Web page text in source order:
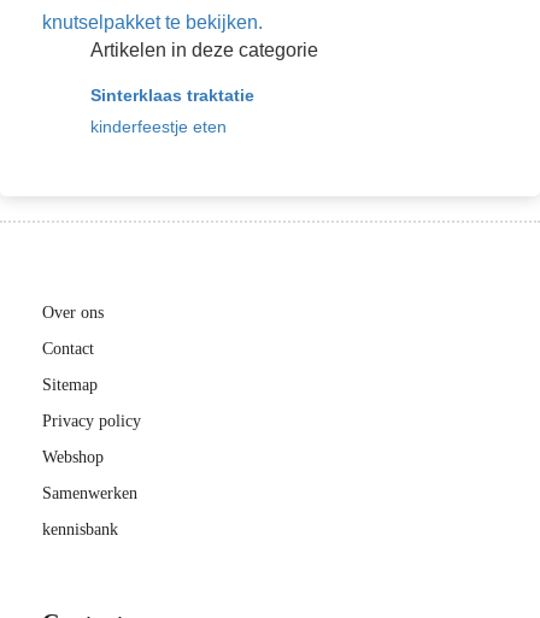
knutselpakket te bekijken.
Artikelen in deze categorie
Sinterklaas traktatie
kinderfeestje eten
Over ons
Contact
Sitemap
Privacy policy
Webshop
Samenwerken
kennisbank